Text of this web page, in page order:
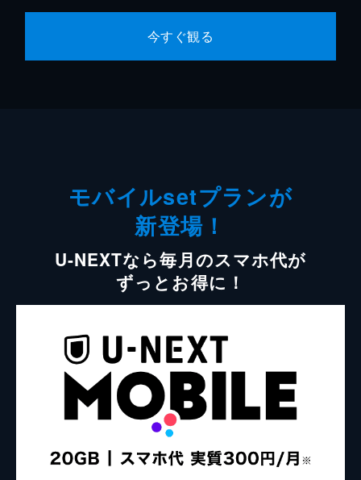
今すぐ観る
モバイルsetプランが
新登場！
U-NEXTなら毎月のスマホ代が
ずっとお得に！